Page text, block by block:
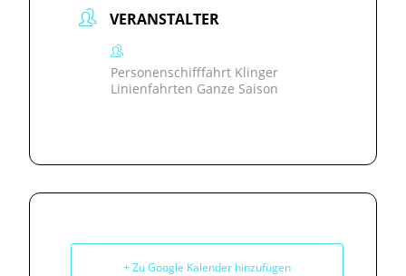
VERANSTALTER
Personenschifffahrt Klinger
Linienfahrten Ganze Saison
+ Zu Google Kalender hinzufügen